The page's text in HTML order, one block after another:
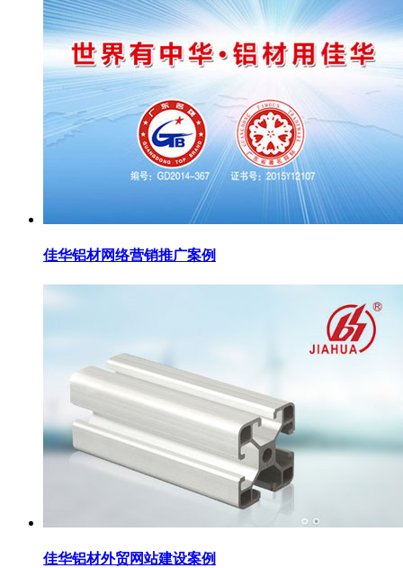
佳华铝材网络营销推广案例
佳华铝材外贸网站建设案例